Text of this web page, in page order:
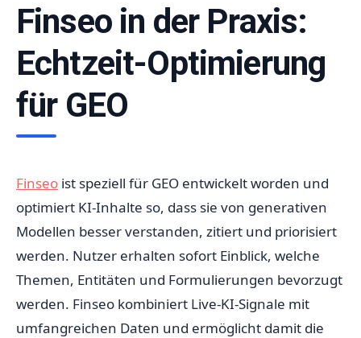
Finseo in der Praxis:
Echtzeit-Optimierung
für GEO
Finseo ist speziell für GEO entwickelt worden und
optimiert KI-Inhalte so, dass sie von generativen
Modellen besser verstanden, zitiert und priorisiert
werden. Nutzer erhalten sofort Einblick, welche
Themen, Entitäten und Formulierungen bevorzugt
werden. Finseo kombiniert Live-KI-Signale mit
umfangreichen Daten und ermöglicht damit die